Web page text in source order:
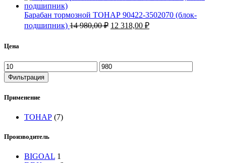
Барабан тормозной ТОНАР 90422-3502070 (блок-
подшипник) 14 980,00₽ Первоначальная
980,00 ₽.
12 318,00 ₽Текущая
Цена
Минимальная
цена
Максимальная
цена
Фильтрация
Применение
ТОНАР (7)
Производитель
BIGOAL 1